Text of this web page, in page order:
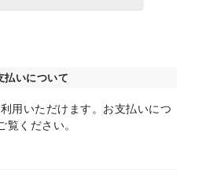
払いについて
用いただけます。お支払いにつ
覧ください。